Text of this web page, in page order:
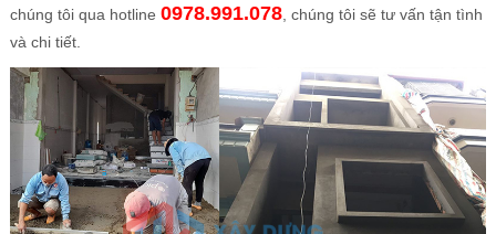
chúng tôi qua hotline 0978.991.078, chúng tôi sẽ tư vấn tận tình
và chi tiết.